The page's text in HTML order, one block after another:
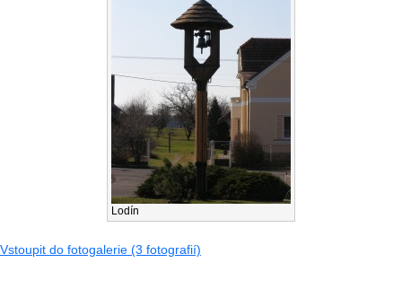
Lodín
Vstoupit do fotogalerie (3 fotografií)